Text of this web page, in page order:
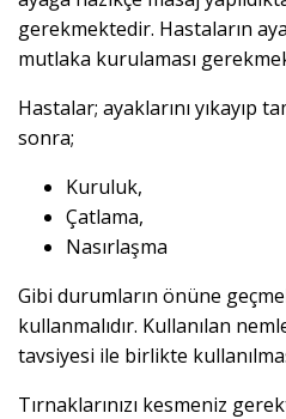
gerekmektedir. Hastaların
mutlaka kurulaması
Hastalar; ayaklarını yıkayıp
sonra;
Kuruluk,
Çatlama,
Nasırlaşma
Gibi durumların önüne
kullanmalıdır. Kullanılan
tavsiyesi ile birlikte
Tırnaklarınızı kesmeniz